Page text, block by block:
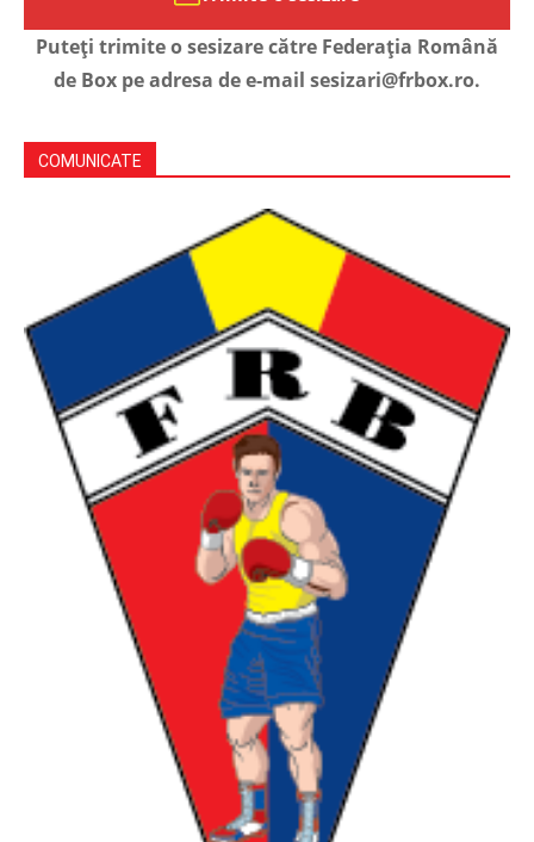
Puteți trimite o sesizare către Federația Română
de Box pe adresa de e-mail sesizari@frbox.ro.
COMUNICATE